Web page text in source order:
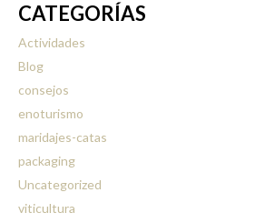
CATEGORÍAS
Actividades
Blog
consejos
enoturismo
maridajes-catas
packaging
Uncategorized
viticultura